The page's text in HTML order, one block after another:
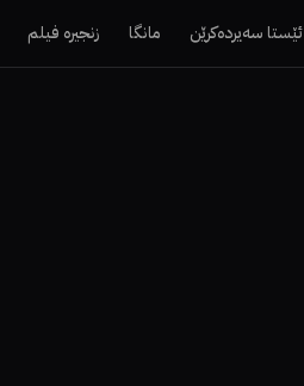
ئێستا سەیردەکرێن مانگا زنجیرە فیلم